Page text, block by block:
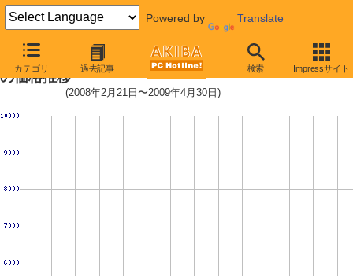
Powered by Translate
カテゴリ 過去記事 検索 Impressサイト
2.5インチSSD 32GB (32GB,MLC)
の価格推移
(2008年2月21日〜2009年4月30日)